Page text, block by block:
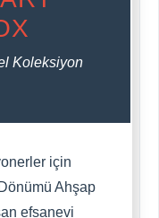
Koleksiyon
için
Ahşap
efsanevi